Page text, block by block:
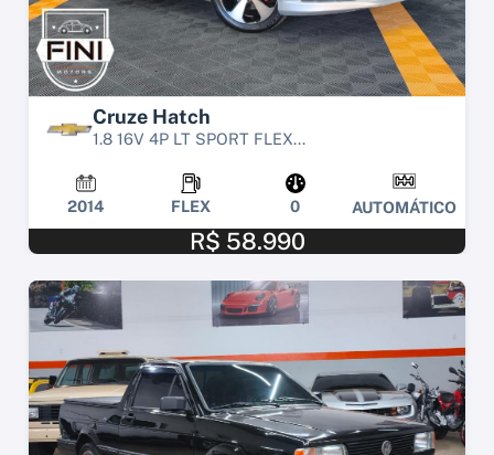
Cruze Hatch
1.8 16V 4P LT SPORT FLEX...
2014 FLEX 0 AUTOMÁTICO
R$ 58.990